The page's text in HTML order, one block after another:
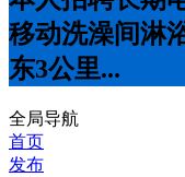
移动洗澡间淋
东3公里...
全局导航
首页
发布